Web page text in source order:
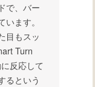
で、バー
ます。
目もスッ
Turn
反応して
るという